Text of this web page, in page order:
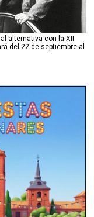
alternativa con la XII
del 22 de septiembre al